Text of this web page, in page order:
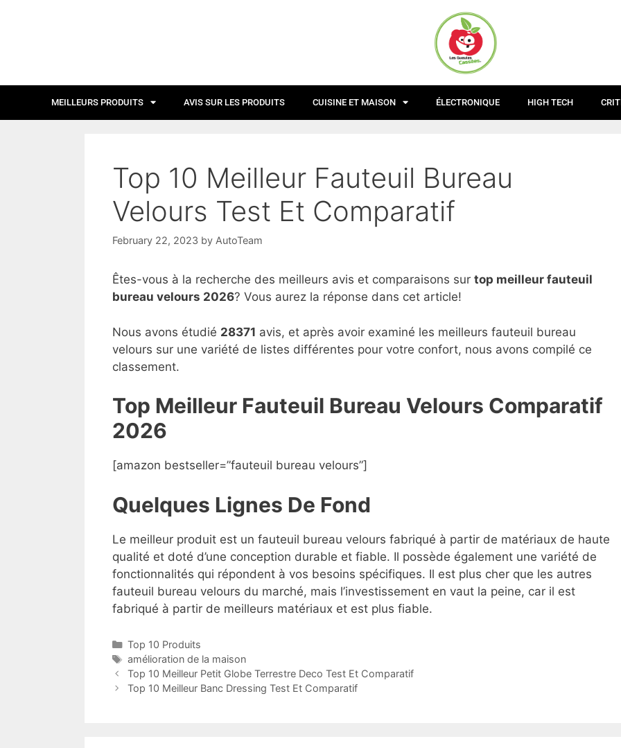
MEILLEURS PRODUITS AVIS SUR LES PRODUITS CUISINE ET MAISON ÉLECTRONIQUE HIGH TECH
Top 10 Meilleur Fauteuil Bureau
Velours Test Et Comparatif
February 22, 2023 by AutoTeam
Êtes-vous à la recherche des meilleurs avis et comparaisons sur top meilleur fauteuil
bureau velours 2026? Vous aurez la réponse dans cet article!
Nous avons étudié 28371 avis, et après avoir examiné les meilleurs fauteuil bureau
velours sur une variété de listes différentes pour votre confort, nous avons compilé ce
classement.
Top Meilleur Fauteuil Bureau Velours Comparatif
2026
[amazon bestseller=”fauteuil bureau velours”]
Quelques Lignes De Fond
Le meilleur produit est un fauteuil bureau velours fabriqué à partir de matériaux de haute
qualité et doté d’une conception durable et fiable. Il possède également une variété de
fonctionnalités qui répondent à vos besoins spécifiques. Il est plus cher que les autres
fauteuil bureau velours du marché, mais l’investissement en vaut la peine, car il est
fabriqué à partir de meilleurs matériaux et est plus fiable.
Top 10 Produits
amélioration de la maison
Top 10 Meilleur Petit Globe Terrestre Deco Test Et Comparatif
Top 10 Meilleur Banc Dressing Test Et Comparatif